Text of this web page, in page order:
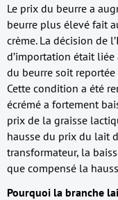
Le prix du beurre a
beurre plus élevé fait
crème. La décision de
d’importation était
du beurre soit
Cette condition a été
écrémé a fortement
prix de la graisse
hausse du prix du lait
transformateur, la
que compensé la
Pourquoi la branche